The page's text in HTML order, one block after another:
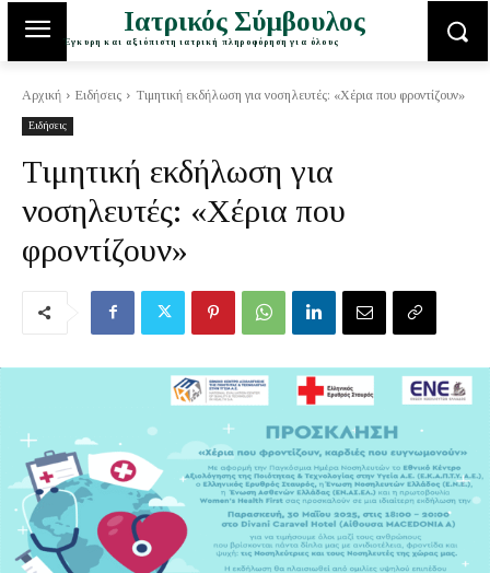
Ιατρικός Σύμβουλος
Έγκυρη και αξιόπιστη ιατρική πληροφόρηση για όλους
Αρχική Ειδήσεις Τιμητική εκδήλωση για νοσηλευτές: «Χέρια που φροντίζουν»
Ειδήσεις
Τιμητική εκδήλωση για
νοσηλευτές: «Χέρια που
φροντίζουν»